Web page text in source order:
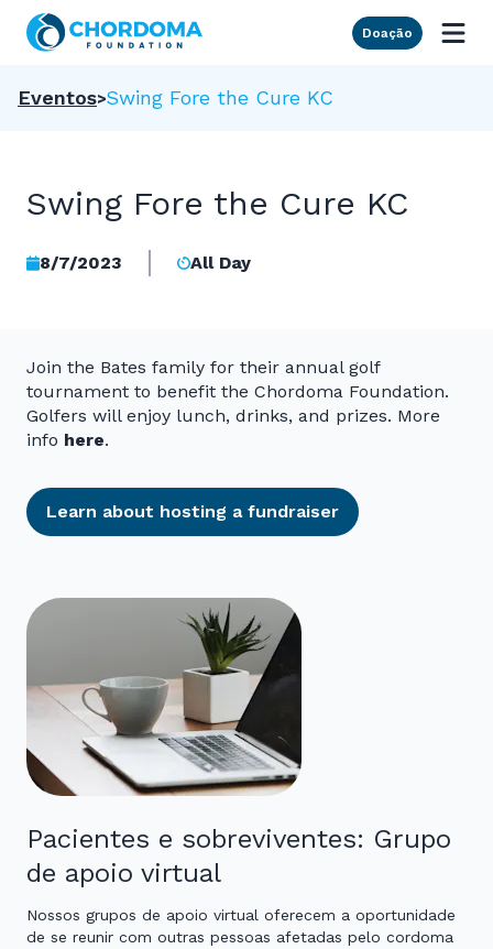
Skip to Main Content
Doação
Eventos Swing Fore the Cure KC
Swing Fore the Cure KC
8/7/2023 All Day
Join the Bates family for their annual golf
tournament to benefit the Chordoma Foundation.
Golfers will enjoy lunch, drinks, and prizes. More
info here.
Learn about hosting a fundraiser
Pacientes e sobreviventes: Grupo
de apoio virtual
Nossos grupos de apoio virtual oferecem a oportunidade
de se reunir com outras pessoas afetadas pelo cordoma